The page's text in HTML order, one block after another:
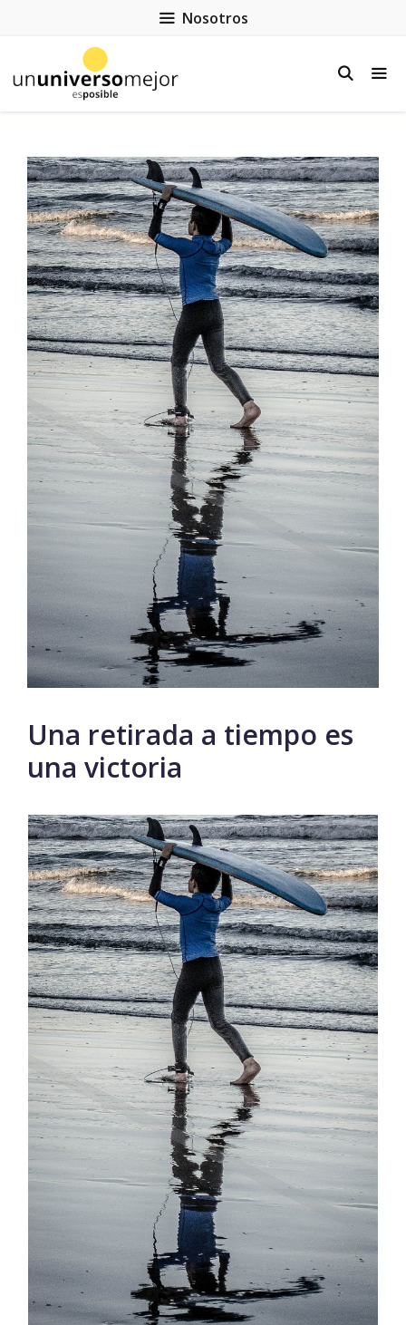
Nosotros
Una retirada a tiempo es
una victoria